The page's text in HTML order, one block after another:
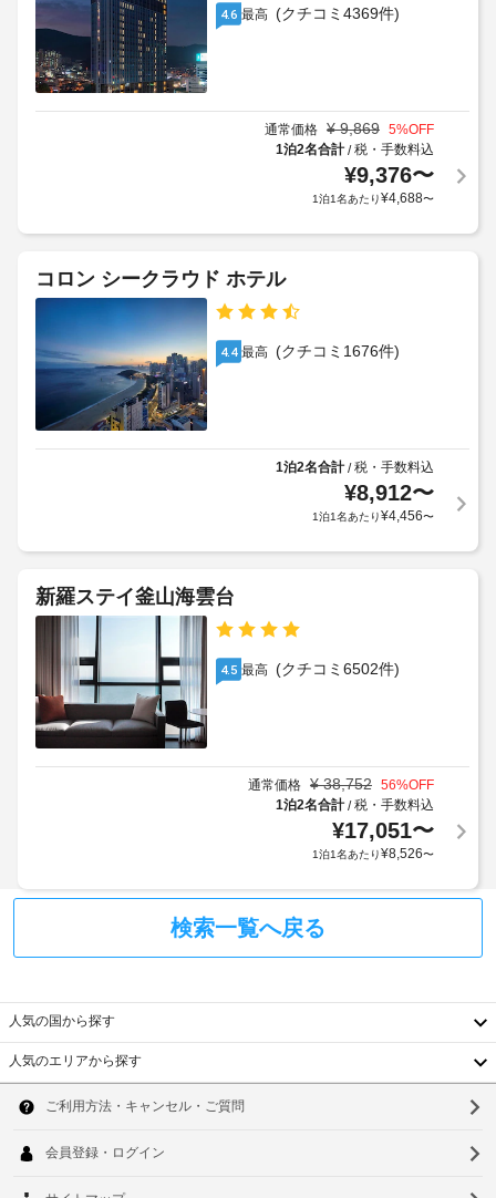
4.6 最高 (クチコミ4369件)
通常価格 ¥ 9,869 5%OFF
1泊2名合計/税・手数料込
¥9,376〜
1泊1名あたり¥4,688〜
コロン シークラウド ホテル
4.4 最高 (クチコミ1676件)
1泊2名合計/税・手数料込
¥8,912〜
1泊1名あたり¥4,456〜
新羅ステイ釜山海雲台
4.5 最高 (クチコミ6502件)
通常価格 ¥ 38,752 56%OFF
1泊2名合計/税・手数料込
¥17,051〜
1泊1名あたり¥8,526〜
検索一覧へ戻る
人気の国から探す
韓
国
人気のエリアから探す
ウ